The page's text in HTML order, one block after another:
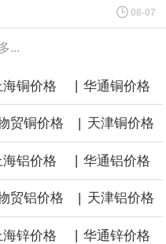
级”（Trump-class）战列舰，从研发
国非农就业数据，以寻找美国利率前
08-07
...
海铜价格 | 华通铜价格
贸铜价格 | 天津铜价格
海铝价格 华通铝价格
贸铝价格 | 天津铝价格
海锌价格 华通锌价格